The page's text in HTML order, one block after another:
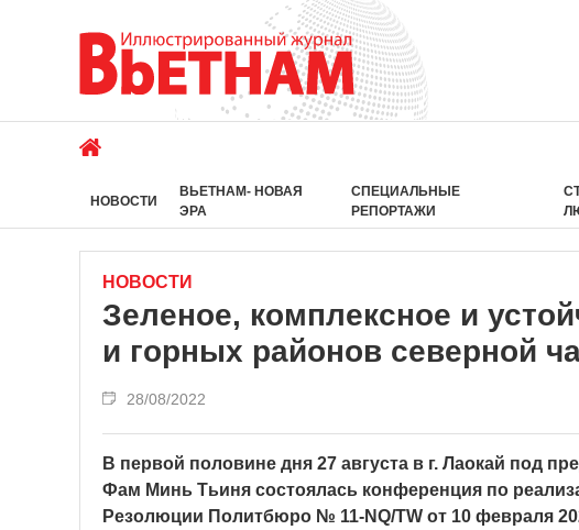
НОВОСТИ
ВЬЕТНАМ- НОВАЯ
ЭРА
СПЕЦИАЛЬНЫЕ
РЕПОРТАЖИ
НОВОСТИ
Зеленое, комплексное и
и горных районов северной
28/08/2022
В первой половине дня 27 августа в г. Лаокай под
Фам Минь Тьиня состоялась конференция по
Резолюции Политбюро № 11-NQ/TW от 10 февраля